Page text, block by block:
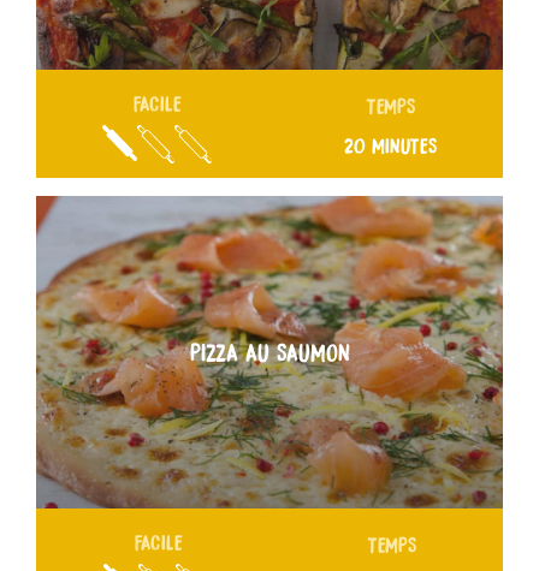
FACILE TEMPS
20 MINUTES
PIZZA AU SAUMON
FACILE TEMPS